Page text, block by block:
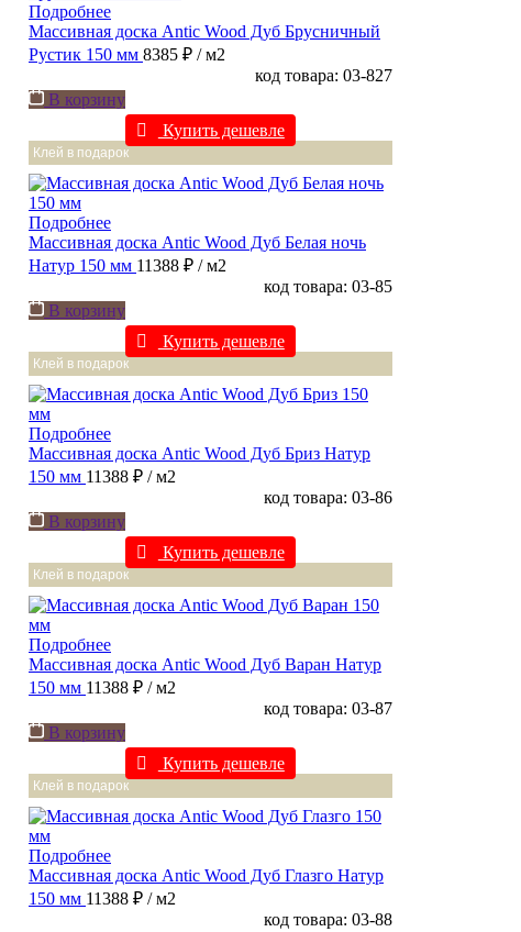
Подробнее
Массивная доска Antic Wood Дуб Брусничный
Рустик 150 мм 8385 ₽ / м2
код товара: 03-827
В корзину
Купить дешевле
Клей в подарок
Подробнее
Массивная доска Antic Wood Дуб Белая ночь
Натур 150 мм 11388 ₽ / м2
код товара: 03-85
В корзину
Купить дешевле
Клей в подарок
Подробнее
Массивная доска Antic Wood Дуб Бриз Натур
150 мм 11388 ₽ / м2
код товара: 03-86
В корзину
Купить дешевле
Клей в подарок
Подробнее
Массивная доска Antic Wood Дуб Варан Натур
150 мм 11388 ₽ / м2
код товара: 03-87
В корзину
Купить дешевле
Клей в подарок
Подробнее
Массивная доска Antic Wood Дуб Глазго Натур
150 мм 11388 ₽ / м2
код товара: 03-88